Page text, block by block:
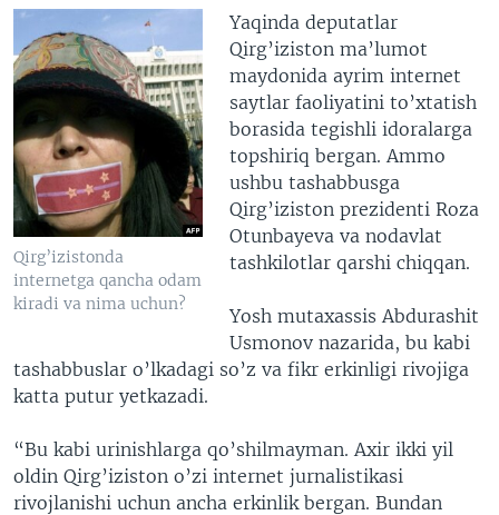
Qirg’izistonda
internetga qancha odam
kiradi va nima uchun?
Yaqinda deputatlar
Qirg’iziston ma’lumot
maydonida ayrim internet
saytlar faoliyatini to’xtatish
borasida tegishli idoralarga
topshiriq bergan. Ammo
ushbu tashabbusga
Qirg’iziston prezidenti Roza
Otunbayeva va nodavlat
tashkilotlar qarshi chiqqan.
Yosh mutaxassis Abdurashit
Usmonov nazarida, bu kabi
tashabbuslar o’lkadagi so’z va fikr erkinligi rivojiga
katta putur yetkazadi.
“Bu kabi urinishlarga qo’shilmayman. Axir ikki yil
oldin Qirg’iziston o’zi internet jurnalistikasi
rivojlanishi uchun ancha erkinlik bergan. Bundan